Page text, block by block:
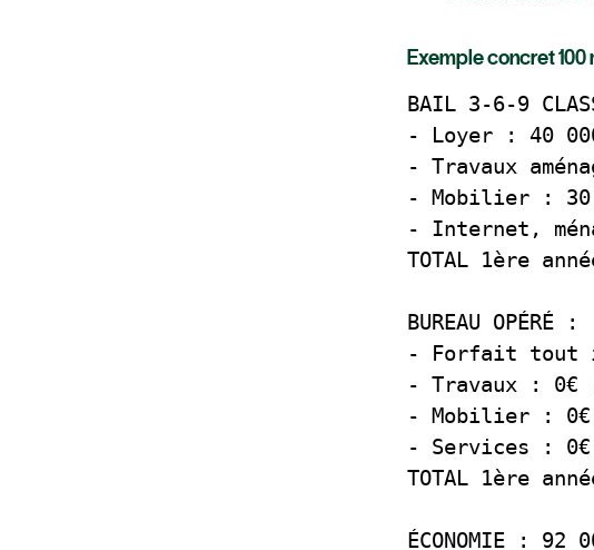
Exemple concret 100
BAIL 3-6-9
- Loyer : 40
- Travaux
- Mobilier : 30
- Internet,
TOTAL 1ère
BUREAU OPÉRÉ :
- Forfait tout
- Travaux : 0€
- Mobilier :
- Services :
TOTAL 1ère
ÉCONOMIE : 92